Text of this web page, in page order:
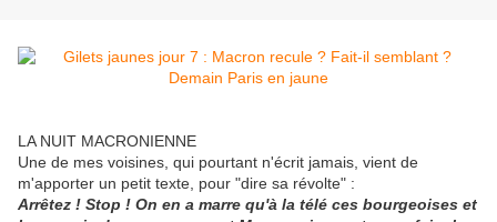
LA NUIT MACRONIENNE
Une de mes voisines, qui pourtant n'écrit jamais, vient de
m'apporter un petit texte, pour "dire sa révolte" :
Arrêtez ! Stop ! On en a marre qu'à la télé ces bourgeoises et